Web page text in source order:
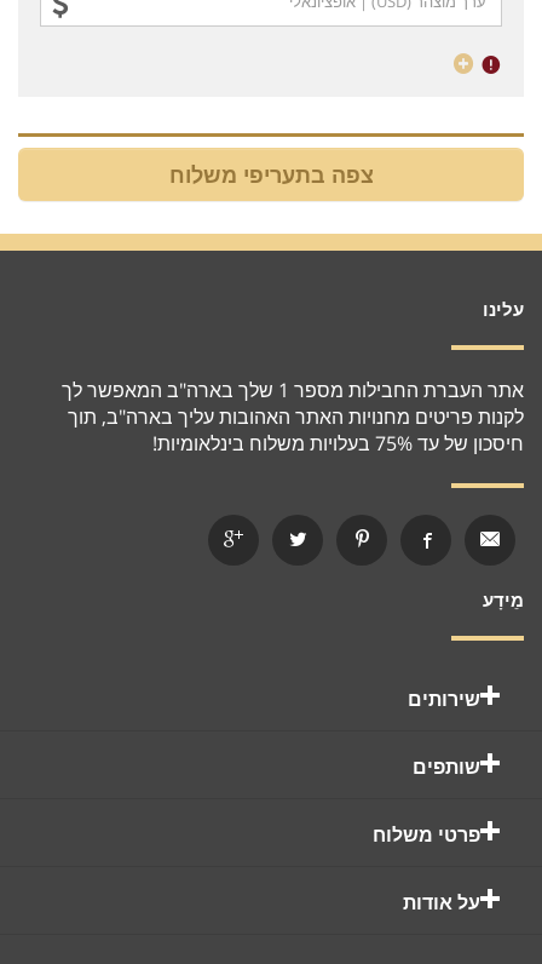
עלינו
אתר העברת החבילות מספר 1 שלך בארה"ב המאפשר לך
לקנות פריטים מחנויות האתר האהובות עליך בארה"ב, תוך
חיסכון של עד 75% בעלויות משלוח בינלאומיות!
מֵידָע
שירותים
שותפים
פרטי משלוח
על אודות